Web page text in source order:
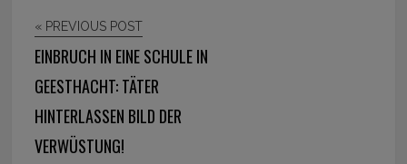
« PREVIOUS POST
EINBRUCH IN EINE SCHULE IN
GEESTHACHT: TÄTER
HINTERLASSEN BILD DER
VERWÜSTUNG!